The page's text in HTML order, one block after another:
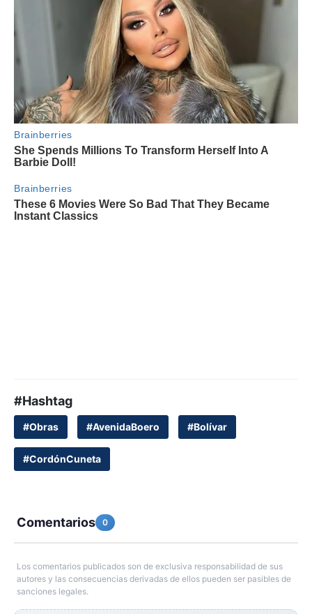
#Hashtag
#Obras #AvenidaBoero #Bolívar
#CordónCuneta
Comentarios 0
Los comentarios publicados son de exclusiva responsabilidad de sus
autores y las consecuencias derivadas de ellos pueden ser pasibles de
sanciones legales.